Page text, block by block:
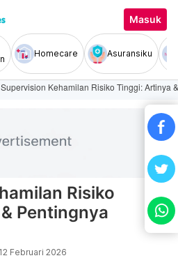
Masuk
Homecare Asuransiku
Supervision Kehamilan Risiko Tinggi: Artinya
Risiko
Pentingnya
12 Februari 2026